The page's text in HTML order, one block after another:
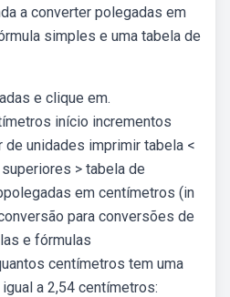
a converter polegadas em
simples e uma tabela de
e clique em.
início incrementos
unidades imprimir tabela <
> tabela de
em centímetros (in
para conversões de
e fórmulas
centímetros tem uma
a 2,54 centímetros: